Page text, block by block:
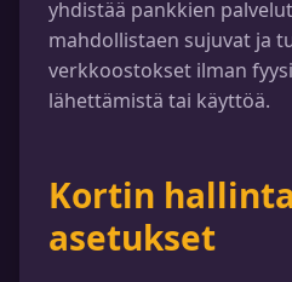
yhdistää pankkien
mahdollistaen sujuvat ja
verkkoostokset ilman
lähettämistä tai käyttöä.
Kortin
asetukset